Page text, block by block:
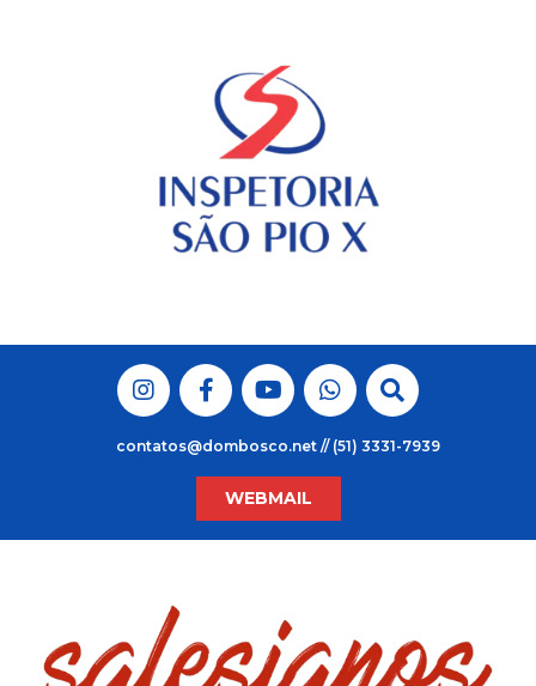
contatos@dombosco.net // (51) 3331-7939
WEBMAIL